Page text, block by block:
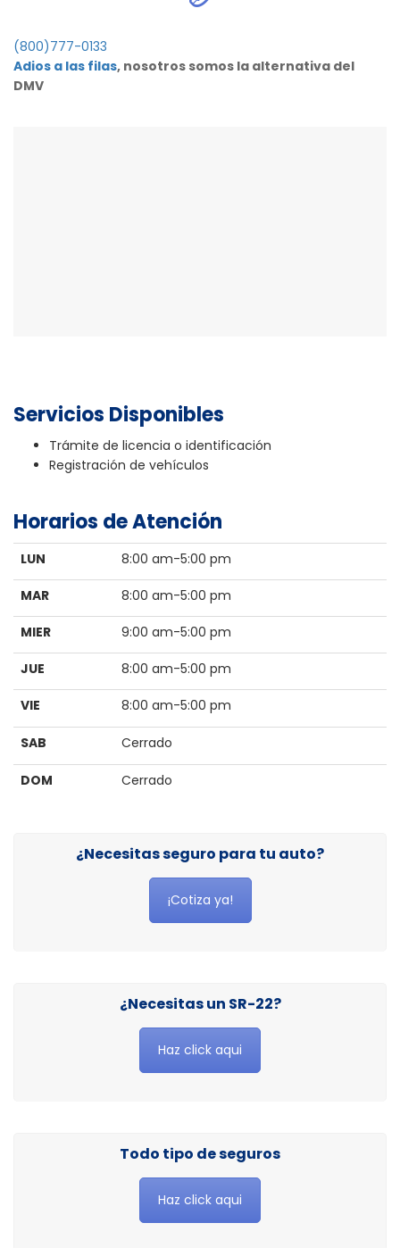
(800)777-0133
Adios a las filas, nosotros somos la alternativa del
DMV
Servicios Disponibles
Trámite de licencia o identificación
Registración de vehículos
Horarios de Atención
LUN 8:00 am-5:00 pm
MAR 8:00 am-5:00 pm
MIER 9:00 am-5:00 pm
JUE 8:00 am-5:00 pm
VIE 8:00 am-5:00 pm
SAB Cerrado
DOM Cerrado
¿Necesitas seguro para tu auto?
¡Cotiza ya!
¿Necesitas un SR-22?
Haz click aqui
Todo tipo de seguros
Haz click aqui